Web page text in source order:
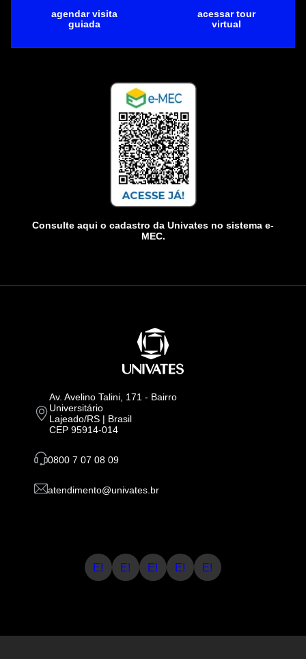
agendar visita
guiada
acessar tour
virtual
Consulte aqui o cadastro da Univates no sistema e-
MEC.
Av. Avelino Talini, 171 - Bairro
Universitário
Lajeado/RS | Brasil
CEP 95914-014
0800 7 07 08 09
atendimento@univates.br
E! E! E! E! E!